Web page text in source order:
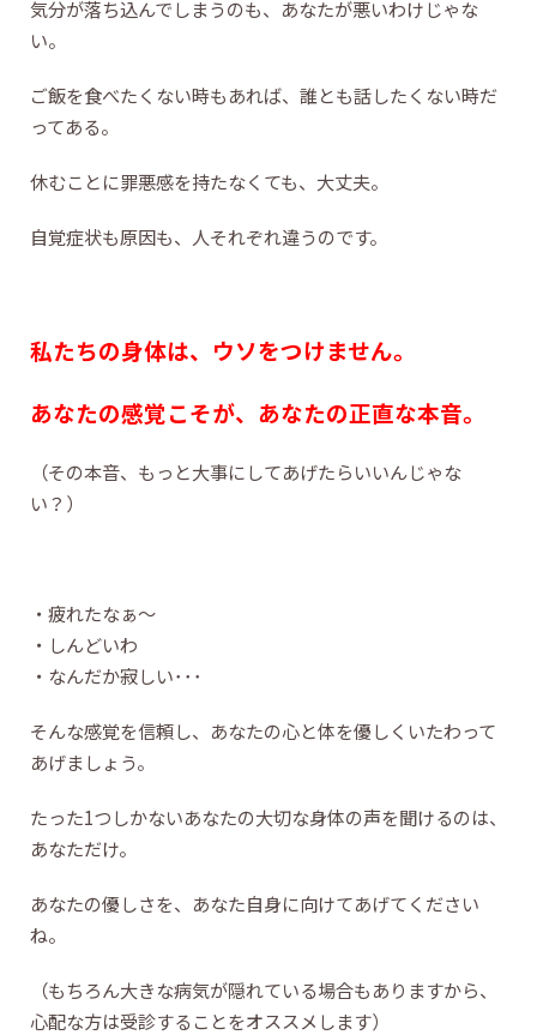
気分が落ち込んでしまうのも、あなたが悪いわけじゃな
い。
ご飯を食べたくない時もあれば、誰とも話したくない時だ
ってある。
休むことに罪悪感を持たなくても、大丈夫。
自覚症状も原因も、人それぞれ違うのです。
私たちの身体は、ウソをつけません。
あなたの感覚こそが、あなたの正直な本音。
（その本音、もっと大事にしてあげたらいいんじゃな
い？）
・疲れたなぁ～
・しんどいわ
・なんだか寂しい･･･
そんな感覚を信頼し、あなたの心と体を優しくいたわって
あげましょう。
たった1つしかないあなたの大切な身体の声を聞けるのは、
あなただけ。
あなたの優しさを、あなた自身に向けてあげてください
ね。
（もちろん大きな病気が隠れている場合もありますから、
心配な方は受診することをオススメします）